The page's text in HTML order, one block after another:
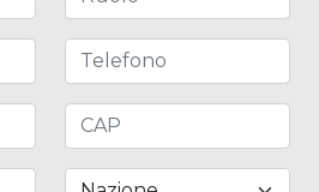
Telefono
CAP
Nazione